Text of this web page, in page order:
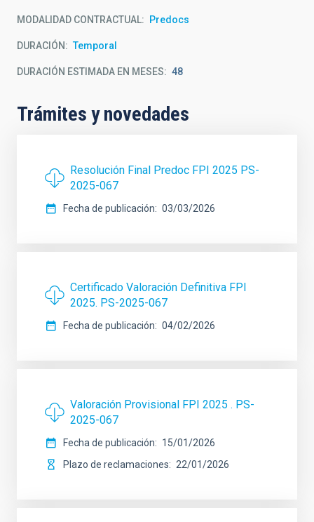
MODALIDAD CONTRACTUAL Predocs
DURACIÓN Temporal
DURACIÓN ESTIMADA EN MESES 48
Trámites y novedades
Resolución Final Predoc FPI 2025 PS-
2025-067
Fecha de publicación 03/03/2026
Certificado Valoración Definitiva FPI
2025. PS-2025-067
Fecha de publicación 04/02/2026
Valoración Provisional FPI 2025 . PS-
2025-067
Fecha de publicación
15/01/2026
Plazo de reclamaciones
22/01/2026